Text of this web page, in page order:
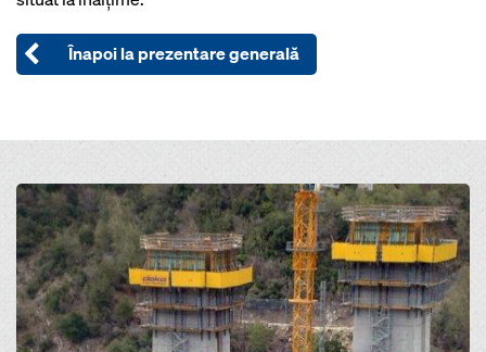
Înapoi la prezentare generală
Open